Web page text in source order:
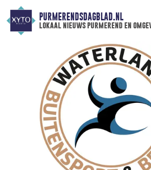
PURMERENDSDAGBLAD.NL
lokaal nieuws purmerend en